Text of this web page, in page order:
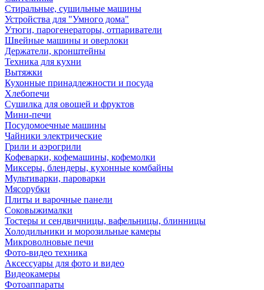
Стиральные, сушильные машины
Устройства для "Умного дома"
Утюги, парогенераторы, отпариватели
Швейные машины и оверлоки
Держатели, кронштейны
Техника для кухни
Вытяжки
Кухонные принадлежности и посуда
Хлебопечи
Сушилка для овощей и фруктов
Мини-печи
Посудомоечные машины
Чайники электрические
Грили и аэрогрили
Кофеварки, кофемашины, кофемолки
Миксеры, блендеры, кухонные комбайны
Мультиварки, пароварки
Мясорубки
Плиты и варочные панели
Соковыжималки
Тостеры и сендвичницы, вафельницы, блинницы
Холодильники и морозильные камеры
Микроволновые печи
Фото-видео техника
Аксессуары для фото и видео
Видеокамеры
Фотоаппараты